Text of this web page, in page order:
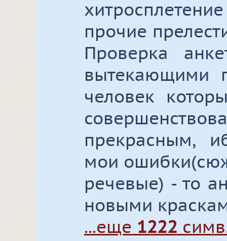
прочие
Проверка
вытекающими
человек
прекрасным,
мои
речевые) - то
новыми
...еще 1222